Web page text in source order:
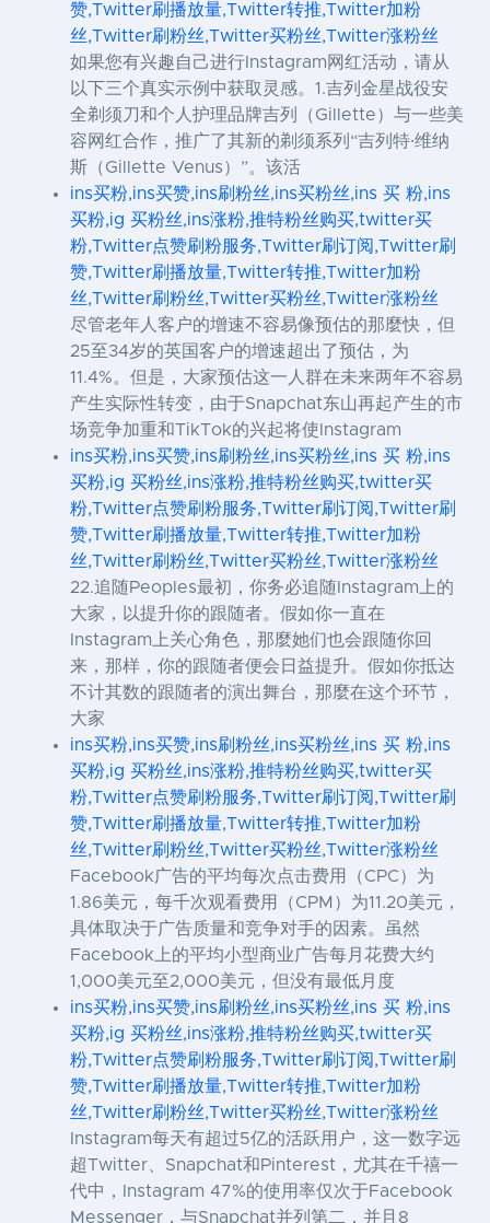
赞,Twitter刷播放量,Twitter转推,Twitter加粉
丝,Twitter刷粉丝,Twitter买粉丝,Twitter涨粉丝
如果您有兴趣自己进行Instagram网红活动，请从
以下三个真实示例中获取灵感。1.吉列金星战役安
全剃须刀和个人护理品牌吉列（Gillette）与一些美
容网红合作，推广了其新的剃须系列“吉列特·维纳
斯（Gillette Venus）”。该活
ins买粉,ins买赞,ins刷粉丝,ins买粉丝,ins 买 粉,ins
买粉,ig 买粉丝,ins涨粉,推特粉丝购买,twitter买
粉,Twitter点赞刷粉服务,Twitter刷订阅,Twitter刷
赞,Twitter刷播放量,Twitter转推,Twitter加粉
丝,Twitter刷粉丝,Twitter买粉丝,Twitter涨粉丝
尽管老年人客户的增速不容易像预估的那麼快，但
25至34岁的英国客户的增速超出了预估，为
11.4%。但是，大家预估这一人群在未来两年不容易
产生实际性转变，由于Snapchat东山再起产生的市
场竞争加重和TikTok的兴起将使Instagram
ins买粉,ins买赞,ins刷粉丝,ins买粉丝,ins 买 粉,ins
买粉,ig 买粉丝,ins涨粉,推特粉丝购买,twitter买
粉,Twitter点赞刷粉服务,Twitter刷订阅,Twitter刷
赞,Twitter刷播放量,Twitter转推,Twitter加粉
丝,Twitter刷粉丝,Twitter买粉丝,Twitter涨粉丝
22.追随Peoples最初，你务必追随Instagram上的
大家，以提升你的跟随者。假如你一直在
Instagram上关心角色，那麼她们也会跟随你回
来，那样，你的跟随者便会日益提升。假如你抵达
不计其数的跟随者的演出舞台，那麼在这个环节，
大家
ins买粉,ins买赞,ins刷粉丝,ins买粉丝,ins 买 粉,ins
买粉,ig 买粉丝,ins涨粉,推特粉丝购买,twitter买
粉,Twitter点赞刷粉服务,Twitter刷订阅,Twitter刷
赞,Twitter刷播放量,Twitter转推,Twitter加粉
丝,Twitter刷粉丝,Twitter买粉丝,Twitter涨粉丝
Facebook广告的平均每次点击费用（CPC）为
1.86美元，每千次观看费用（CPM）为11.20美元，
具体取决于广告质量和竞争对手的因素。虽然
Facebook上的平均小型商业广告每月花费大约
1,000美元至2,000美元，但没有最低月度
ins买粉,ins买赞,ins刷粉丝,ins买粉丝,ins 买 粉,ins
买粉,ig 买粉丝,ins涨粉,推特粉丝购买,twitter买
粉,Twitter点赞刷粉服务,Twitter刷订阅,Twitter刷
赞,Twitter刷播放量,Twitter转推,Twitter加粉
丝,Twitter刷粉丝,Twitter买粉丝,Twitter涨粉丝
Instagram每天有超过5亿的活跃用户，这一数字远
超Twitter、Snapchat和Pinterest，尤其在千禧一
代中，Instagram 47%的使用率仅次于Facebook
Messenger，与Snapchat并列第二，并且8